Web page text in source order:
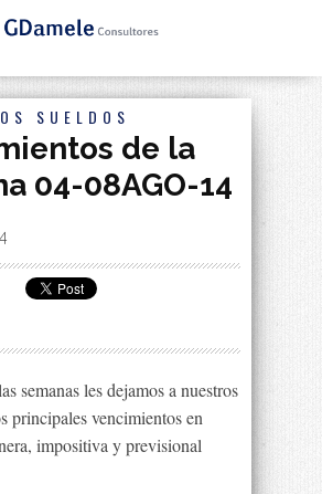
SUELDOS
de la
04-08AGO-14
semanas les dejamos a nuestros
principales vencimientos en
impositiva y previsional